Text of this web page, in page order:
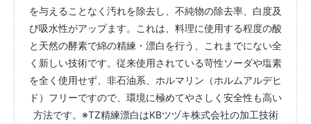
を与えることなく汚れを除去し、不純物の除去率、白度及
び吸水性がアップます。これは、料理に使用する程度の酸
と天然の酵素で綿の精練・漂白を行う、これまでにない全
く新しい技術です。従来使用されている苛性ソーダや塩素
を全く使用せず、非石油系、ホルマリン（ホルムアルデヒ
ド）フリーですので、環境に極めてやさしく安全性も高い
方法です。※TZ精練漂白はKBツヅキ株式会社の加工技術